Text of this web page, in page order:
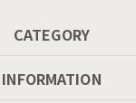
CATEGORY
INFORMATION